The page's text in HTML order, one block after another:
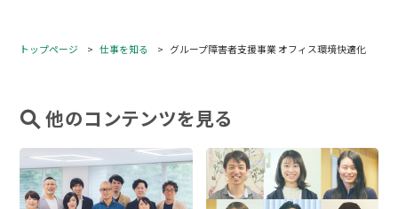
トップページ 仕事を知る グループ障害者支援事業 オフィス環境快適化
他のコンテンツを見る